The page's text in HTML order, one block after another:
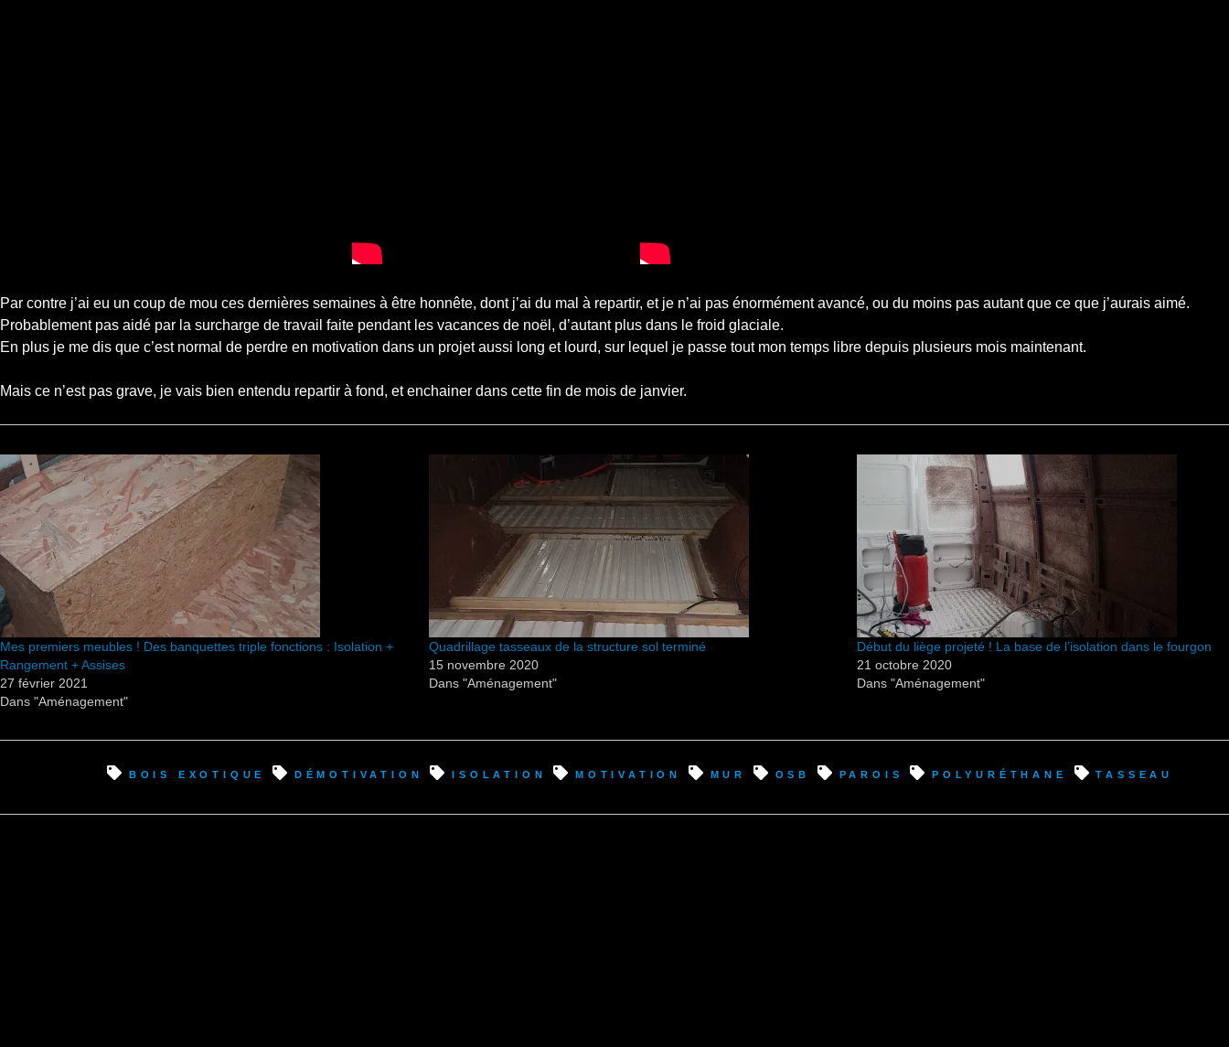
Par contre j’ai eu un coup de mou ces dernières semaines à être honnête, dont j’ai du mal à repartir, et je n’ai pas énormément avancé, ou du moins pas autant que ce que j’aurais aimé.
Probablement pas aidé par la surcharge de travail faite pendant les vacances de noël, d’autant plus dans le froid glaciale.
En plus je me dis que c’est normal de perdre en motivation dans un projet aussi long et lourd, sur lequel je passe tout mon temps libre depuis plusieurs mois maintenant.
Mais ce n’est pas grave, je vais bien entendu repartir à fond, et enchainer dans cette fin de mois de janvier.
Mes premiers meubles ! Des banquettes triple fonctions : Isolation +
Rangement + Assises
27 février 2021
Dans "Aménagement"
Quadrillage tasseaux de la structure sol terminé
15 novembre 2020
Dans "Aménagement"
Début du liège projeté ! La base de l’isolation dans le fourgon
21 octobre 2020
Dans "Aménagement"
bois exotique démotivation isolation motivation mur OSB parois polyuréthane tasseau